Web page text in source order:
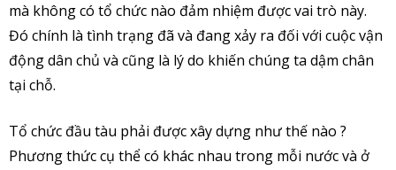
mà không có tổ chức nào đảm nhiệm được vai trò này.
Đó chính là tình trạng đã và đang xảy ra đối với cuộc vận
động dân chủ và cũng là lý do khiến chúng ta dậm chân
tại chỗ.
Tổ chức đầu tàu phải được xây dựng như thế nào ?
Phương thức cụ thể có khác nhau trong mỗi nước và ở